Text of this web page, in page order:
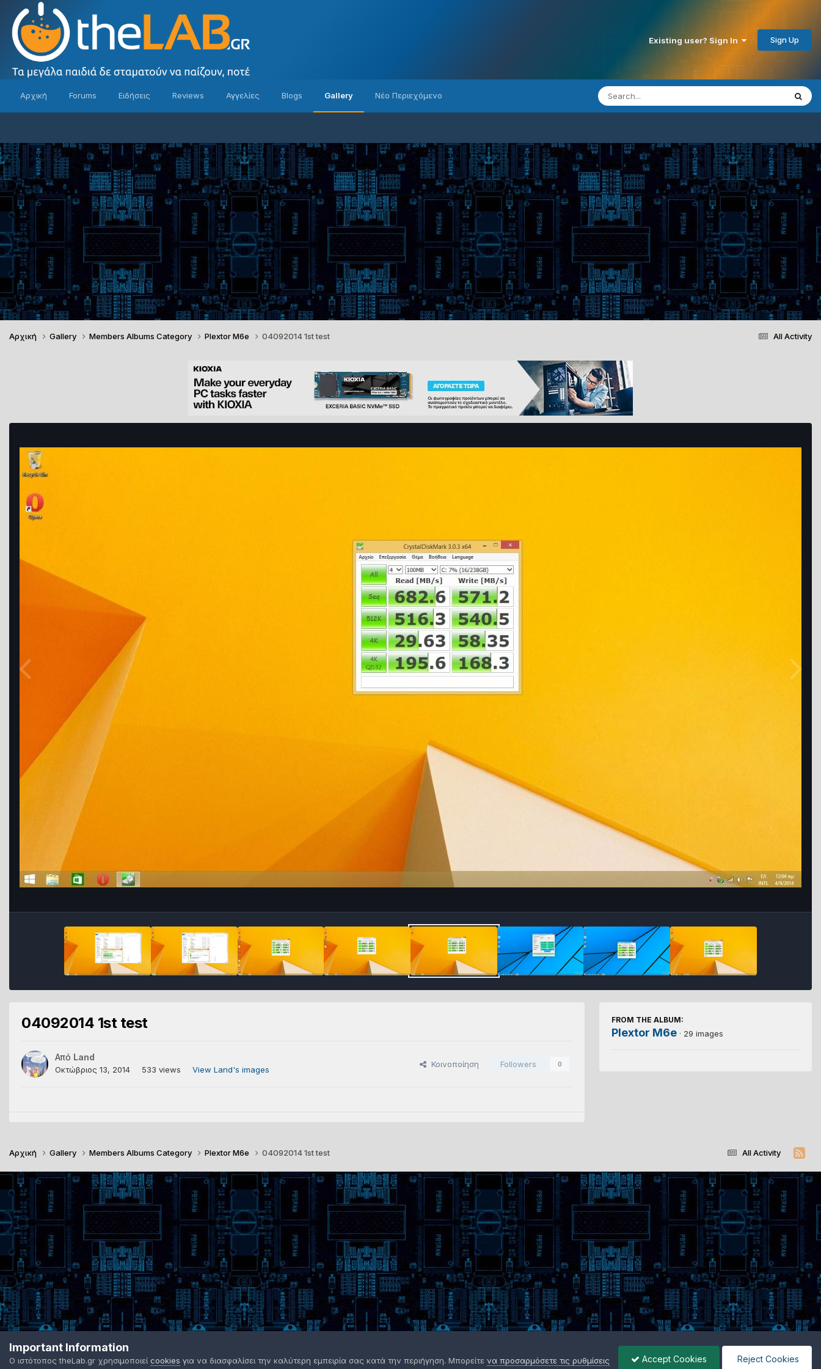
Existing user? Sign In Sign Up
Αρχική Forums Ειδήσεις Reviews Αγγελίες Blogs Gallery Νέο Περιεχόμενο
All Activity
Αρχική Gallery Members Albums Category Plextor M6e 04092014 1st test
04092014 1st test
Από Land
Οκτώβριος 13, 2014 533 views View Land's images
Κοινοποίηση Followers 0
FROM THE ALBUM:
Plextor M6e · 29 images
All Activity
Αρχική Gallery Members Albums Category Plextor M6e 04092014 1st test
Important Information
Ο ιστότοπος theLab.gr χρησιμοποιεί cookies για να διασφαλίσει την καλύτερη εμπειρία σας κατά την περιήγηση. Μπορείτε να προσαρμόσετε τις ρυθμίσεις
Accept Cookies Reject Cookies